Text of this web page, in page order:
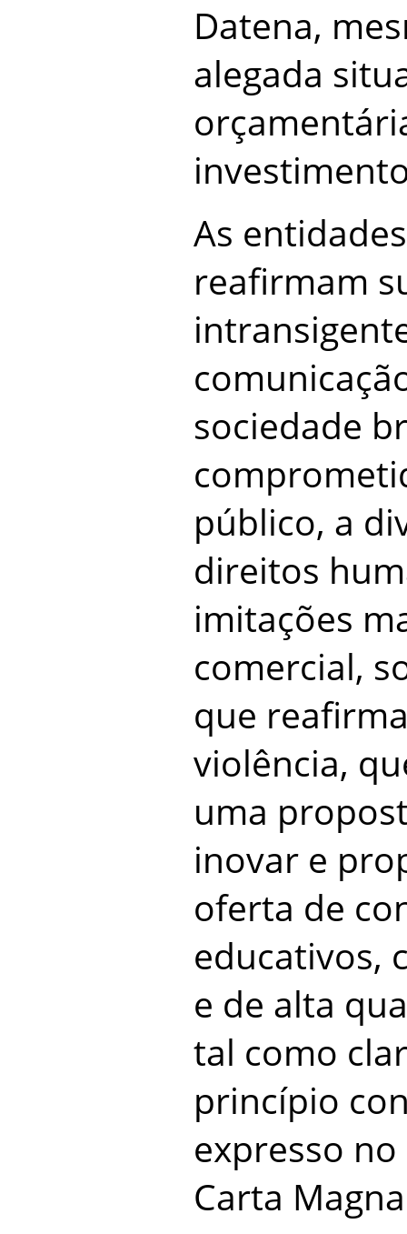
Datena,
alegada
As
reafirmam
sociedade
público, a
direitos
imitações
comercial,
que
violência,
uma
inovar e
oferta de
educativos,
e de alta
tal como
princípio
expresso
Carta